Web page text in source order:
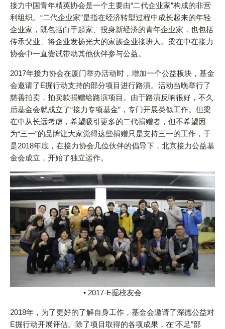
接力中国青年精英协会是一个主要由“二代企业家”构成的非营
利组织。“二代企业家”是指在经济转型过程中成长起来的年轻
企业家，既包括白手起家、投身新经济的青年企业家，也包括
传承父业、将企业发扬光大的家族企业接班人。梁在中在接力
协会中一直尝试带动其他伙伴参与公益。
2017年接力协会在厦门举办活动时，增加一个公益板块，基金
会邀请了E掘行动支持的部分项目进行路演。活动当晚举行了
慈善拍卖，拍卖款捐赠给路演项目。由于路演反响很好，不久
后基金会就成立了“接力专项基金”，专门开展类似工作。但梁
在中从长远考虑，希望吸引更多的二代捐赠者，但不希望因
为“三一”的品牌让大家觉得这些捐赠只是支持三一的工作，于
是2018年底，在接力协会几位伙伴的倡导下，北京接力公益基
金会成立，开始了独立运作。
• 2017-E掘校友会
2018年，为了更好的了解自身工作，基金会邀请了深德公益对
E掘行动开展评估。除了项目取得的各项成果，在“不足”部